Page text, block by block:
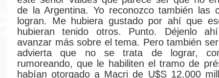
de la Argentina. Yo reconozco también las
logran. Me hubiera gustado por ahí que
hubieran tenido otros. Punto. Déjenlo
avanzar más sobre el tema. Pero también
advierta que no se trata de lograr,
rumoreando, que le habiliten el tramo de
habían otorgado a Macri de U$S 12.000